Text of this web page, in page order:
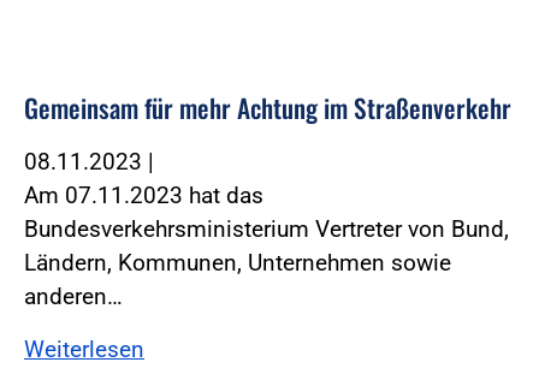
Gemeinsam für mehr Achtung im Straßenverkehr
08.11.2023 |
Am 07.11.2023 hat das
Bundesverkehrsministerium Vertreter von Bund,
Ländern, Kommunen, Unternehmen sowie
anderen…
Weiterlesen